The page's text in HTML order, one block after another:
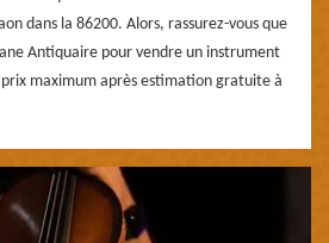
dans la 86200. Alors, rassurez-vous que
Antiquaire pour vendre un instrument
prix maximum après estimation gratuite à